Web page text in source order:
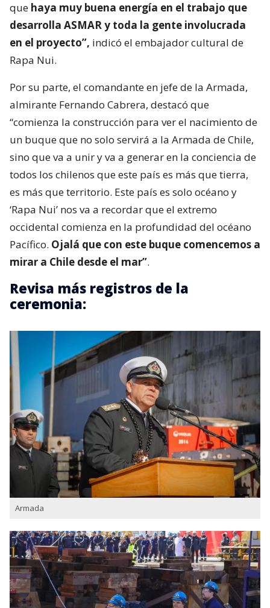
que haya muy buena energía en el trabajo que
desarrolla ASMAR y toda la gente involucrada
en el proyecto”, indicó el embajador cultural de
Rapa Nui.
Por su parte, el comandante en jefe de la Armada,
almirante Fernando Cabrera, destacó que
“comienza la construcción para ver el nacimiento de
un buque que no solo servirá a la Armada de Chile,
sino que va a unir y va a generar en la conciencia de
todos los chilenos que este país es más que tierra,
es más que territorio. Este país es solo océano y
‘Rapa Nui’ nos va a recordar que el extremo
occidental comienza en la profundidad del océano
Pacífico. Ojalá que con este buque comencemos a
mirar a Chile desde el mar”.
Revisa más registros de la
ceremonia:
Armada